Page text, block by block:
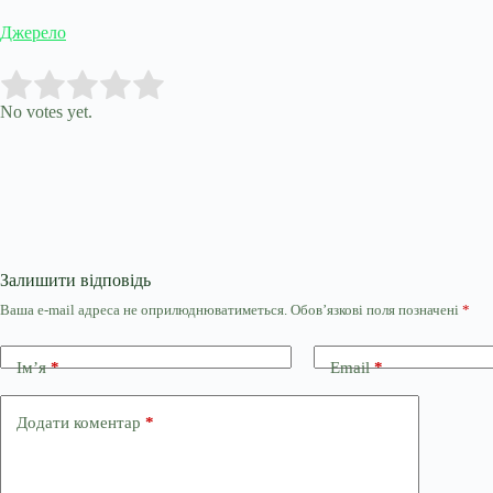
Джерело
Rate this item:
No votes yet.
Залишити відповідь
Ваша e-mail адреса не оприлюднюватиметься. Обов’язкові поля позначені *
Ім’я* Email*
Додати коментар *